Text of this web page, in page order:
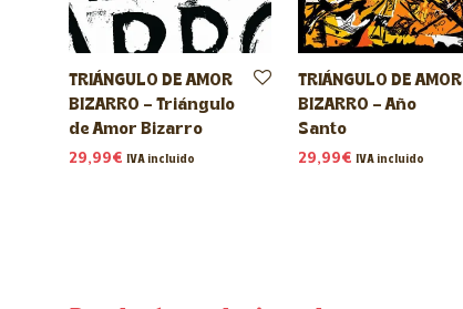
TRIÁNGULO DE AMOR
BIZARRO – Triángulo
de Amor Bizarro
29,99€ IVA incluido
TRIÁNGULO DE AMOR
BIZARRO – Año
Santo
29,99€ IVA incluido